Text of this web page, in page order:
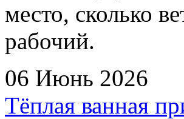
место, сколько
рабочий.
06 Июнь 2026
Тёплая ванная